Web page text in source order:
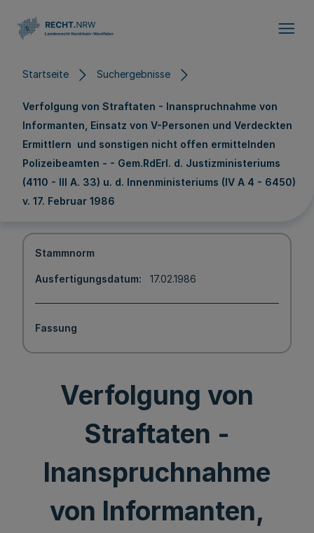
Startseite Suchergebnisse
Verfolgung von Straftaten - Inanspruchnahme von
Informanten, Einsatz von V-Personen und Verdeckten
Ermittlern und sonstigen nicht offen ermittelnden
Polizeibeamten - - Gem.RdErl. d. Justizministeriums
(4110 - III A. 33) u. d. Innenministeriums (IV A 4 - 6450)
v. 17. Februar 1986
Stammnorm
Ausfertigungsdatum 17.02.1986
Fassung
Verfolgung von
Straftaten -
Inanspruchnahme
von Informanten,